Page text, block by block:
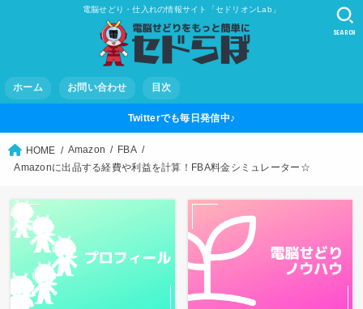
電脳せどり・仕入れの情報サイト「セドリオンLab」
ホーム お問い合わせ 目次
SEARCH
Twitterでも毎日発信中♪
HOME Amazon
FBA
Amazonに出品する経費や利益を計算！FBA料金シミュレーター☆